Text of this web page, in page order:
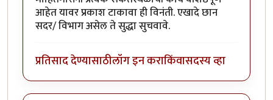
आहेत यावर प्रकाश टाकावा ही विनंती. एखादे छान
सदर/ विभाग असेल ते सुद्धा सुचवावे.
प्रतिसाद देण्यासाठीलॉग इन कराकिंवासदस्य व्हा